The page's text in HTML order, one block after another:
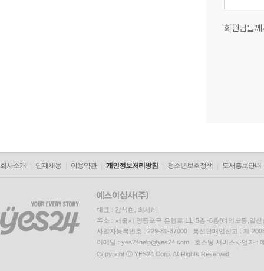
회원님들
회사소개 인재채용 이용약관 개인정보처리방침 청소년보호정책 도서홍보안내
대표 : 김석환, 최세라
주소 : 서울시 영등포구 은행로 11, 5층~6층(여의도동,일신
사업자등록번호 : 229-81-37000 통신판매업신고 : 제
이메일 : yes24help@yes24.com 호스팅 서비스사업자 :
Copyright ⓒ YES24 Corp. All Rights Reserved.